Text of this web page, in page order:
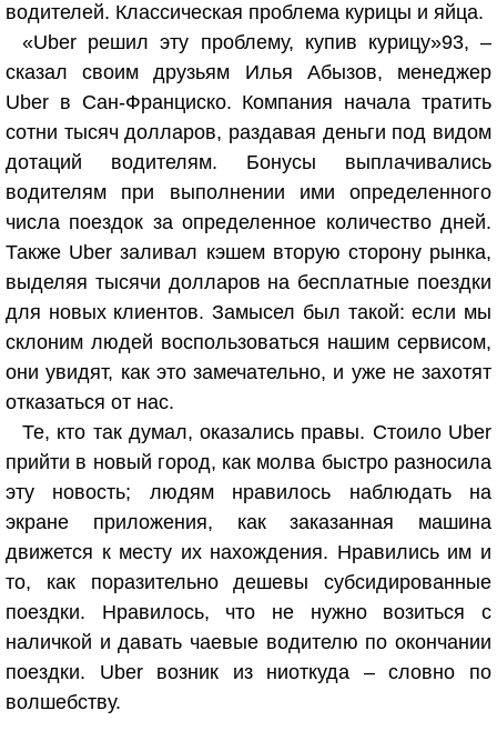
водителей. Классическая проблема курицы и яйца.
«Uber решил эту проблему, купив курицу»93, –
сказал своим друзьям Илья Абызов, менеджер
Uber в Сан-Франциско. Компания начала тратить
сотни тысяч долларов, раздавая деньги под видом
дотаций водителям. Бонусы выплачивались
водителям при выполнении ими определенного
числа поездок за определенное количество дней.
Также Uber заливал кэшем вторую сторону рынка,
выделяя тысячи долларов на бесплатные поездки
для новых клиентов. Замысел был такой: если мы
склоним людей воспользоваться нашим сервисом,
они увидят, как это замечательно, и уже не захотят
отказаться от нас.
Те, кто так думал, оказались правы. Стоило Uber
прийти в новый город, как молва быстро разносила
эту новость; людям нравилось наблюдать на
экране приложения, как заказанная машина
движется к месту их нахождения. Нравились им и
то, как поразительно дешевы субсидированные
поездки. Нравилось, что не нужно возиться с
наличкой и давать чаевые водителю по окончании
поездки. Uber возник из ниоткуда – словно по
волшебству.